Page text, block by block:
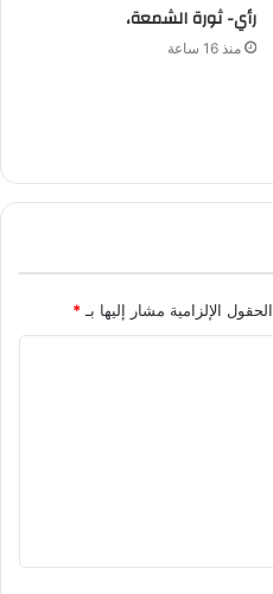
رأي- ثورة الشمعة،
منذ 16 ساعة
الحقول الإلزامية مشار إليها بـ *